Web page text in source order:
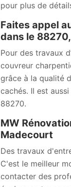
pour plus de
Faites appel
dans le
Pour des travaux
couvreur
grâce à la qualité
cachés. Il est
88270.
MW
Madecourt
Des travaux
C'est le meilleur
contacter des